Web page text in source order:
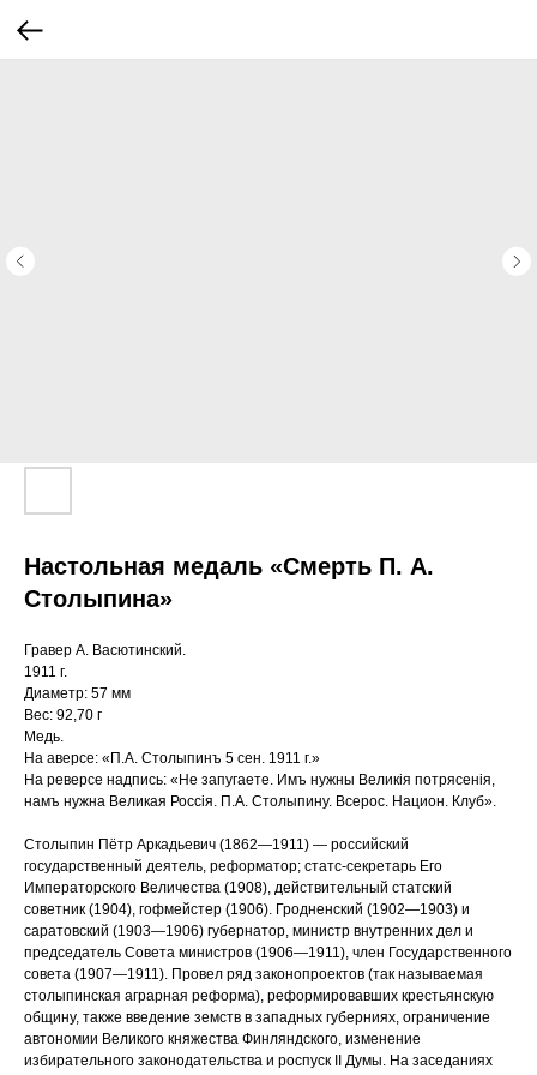
Настольная медаль «Смерть П. А.
Столыпина»
Гравер А. Васютинский.
1911 г.
Диаметр: 57 мм
Вес: 92,70 г
Медь.
На аверсе: «П.А. Столыпинъ 5 сен. 1911 г.»
На реверсе надпись: «Не запугаете. Имъ нужны Великiя потрясенiя,
намъ нужна Великая Россiя. П.А. Столыпину. Всерос. Национ. Клуб».
Столыпин Пётр Аркадьевич (1862—1911) — российский
государственный деятель, реформатор; статс-секретарь Его
Императорского Величества (1908), действительный статский
советник (1904), гофмейстер (1906). Гродненский (1902—1903) и
саратовский (1903—1906) губернатор, министр внутренних дел и
председатель Совета министров (1906—1911), член Государственного
совета (1907—1911). Провел ряд законопроектов (так называемая
столыпинская аграрная реформа), реформировавших крестьянскую
общину, также введение земств в западных губерниях, ограничение
автономии Великого княжества Финляндского, изменение
избирательного законодательства и роспуск II Думы. На заседаниях